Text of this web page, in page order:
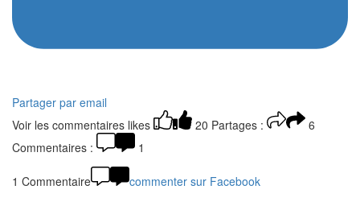
Partager par email
Voir les commentaires likes 20 Partages :
6
Commentaires :
1
1 Commentaire
commenter sur Facebook